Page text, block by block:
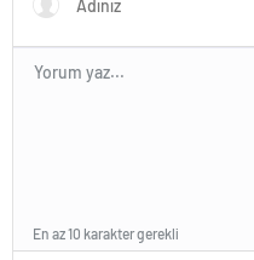
En az 10 karakter gerekli